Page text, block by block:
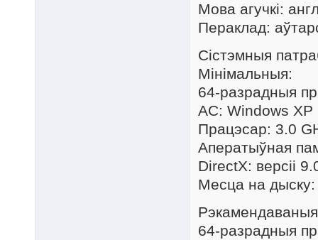
Мова агучкі:
Пераклад:
Сістэмныя
Мінімальныя:
64-разрадныя
АС: Windows XP
Працэсар: 3.0
Аператыўная
DirectX: версіі
Месца на дыску:
64-разрадныя